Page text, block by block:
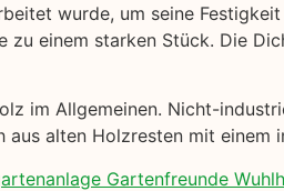
wurde, um seine
zu einem starken Stück. Die
im Allgemeinen. Nicht-
aus alten Holzresten mit einem
Gartenfreunde